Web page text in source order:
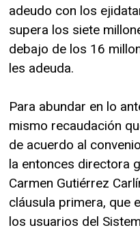
adeudo con los
supera los siete
debajo de los 16
les adeuda.
Para abundar en lo
mismo recaudación
de acuerdo al
la entonces directora
Carmen Gutiérrez
cláusula primera, que
los usuarios del